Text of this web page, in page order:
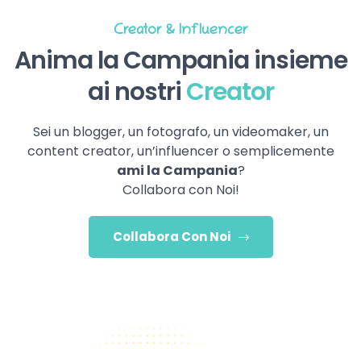
Creator & Influencer
Anima la Campania insieme
ai nostriCreator
Sei un blogger, un fotografo, un videomaker, un
content creator, un’influencer o semplicemente
ami la Campania?
Collabora con Noi!
Collabora Con Noi